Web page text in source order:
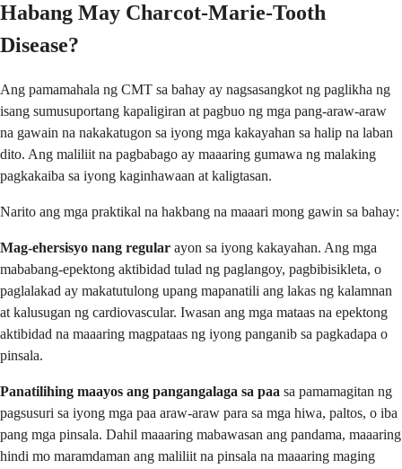
Habang May Charcot-Marie-Tooth
Disease?
Ang pamamahala ng CMT sa bahay ay nagsasangkot ng paglikha ng
isang sumusuportang kapaligiran at pagbuo ng mga pang-araw-araw
na gawain na nakakatugon sa iyong mga kakayahan sa halip na laban
dito. Ang maliliit na pagbabago ay maaaring gumawa ng malaking
pagkakaiba sa iyong kaginhawaan at kaligtasan.
Narito ang mga praktikal na hakbang na maaari mong gawin sa bahay:
Mag-ehersisyo nang regular ayon sa iyong kakayahan. Ang mga
mababang-epektong aktibidad tulad ng paglangoy, pagbibisikleta, o
paglalakad ay makatutulong upang mapanatili ang lakas ng kalamnan
at kalusugan ng cardiovascular. Iwasan ang mga mataas na epektong
aktibidad na maaaring magpataas ng iyong panganib sa pagkadapa o
pinsala.
Panatilihing maayos ang pangangalaga sa paa sa pamamagitan ng
pagsusuri sa iyong mga paa araw-araw para sa mga hiwa, paltos, o iba
pang mga pinsala. Dahil maaaring mabawasan ang pandama, maaaring
hindi mo maramdaman ang maliliit na pinsala na maaaring maging